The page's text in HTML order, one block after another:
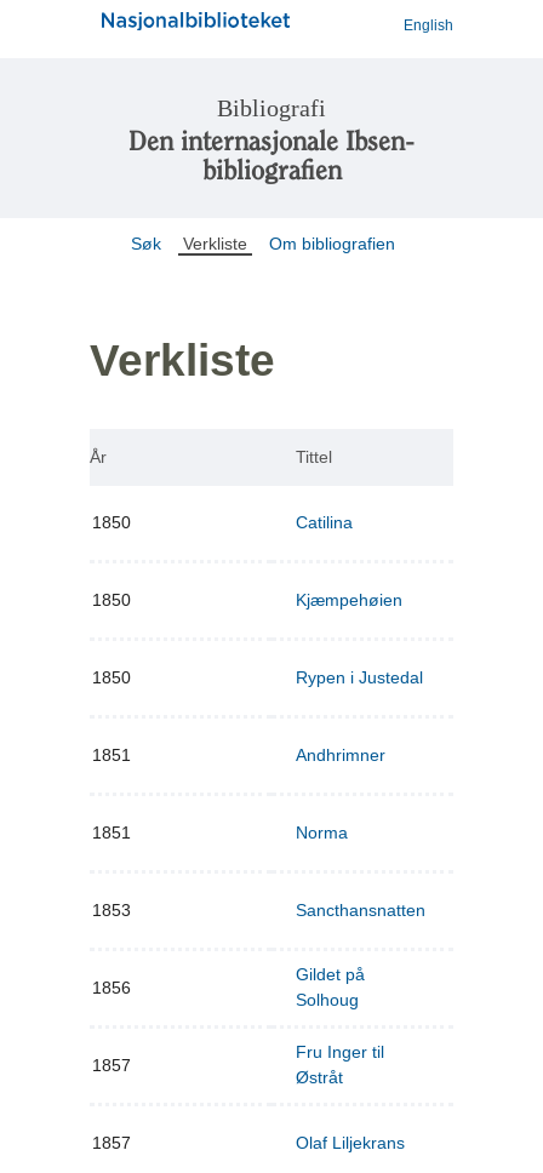
English
Bibliografi
Den internasjonale Ibsen-
bibliografien
Søk Verkliste Om bibliografien
Verkliste
År Tittel
1850 Catilina
1850 Kjæmpehøien
1850 Rypen i Justedal
1851 Andhrimner
1851 Norma
1853 Sancthansnatten
1856
Gildet på
Solhoug
1857
Fru Inger til
Østråt
1857 Olaf Liljekrans